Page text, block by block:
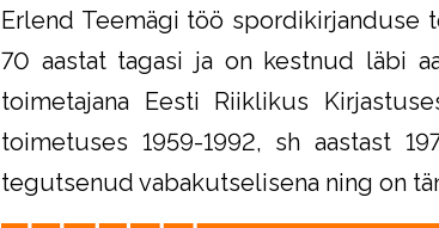
Erlend Teemägi töö spordikirjanduse
70 aastat tagasi ja on kestnud läbi
toimetajana Eesti Riiklikus
toimetuses 1959-1992, sh aastast
tegutsenud vabakutselisena ning on